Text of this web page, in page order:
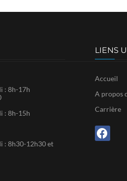
: 8h-17h
: 8h-15h
: 8h30-12h30 et
LIENS
Accueil
A propos
Carrière